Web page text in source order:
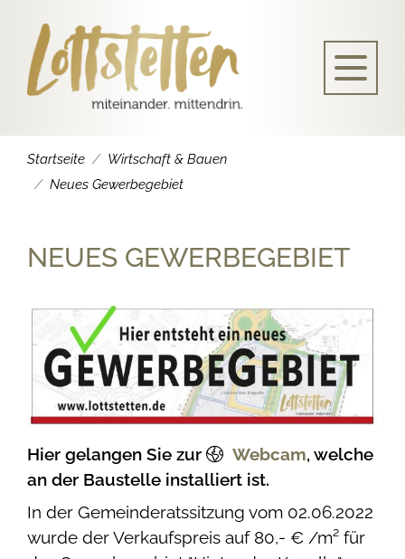
Startseite
Wirtschaft & Bauen
Neues Gewerbegebiet
NEUES GEWERBEGEBIET
Hier gelangen Sie zur Webcam, welche
an der Baustelle installiert ist.
In der Gemeinderatssitzung vom 02.06.2022
wurde der Verkaufspreis auf 80,- € /m² für